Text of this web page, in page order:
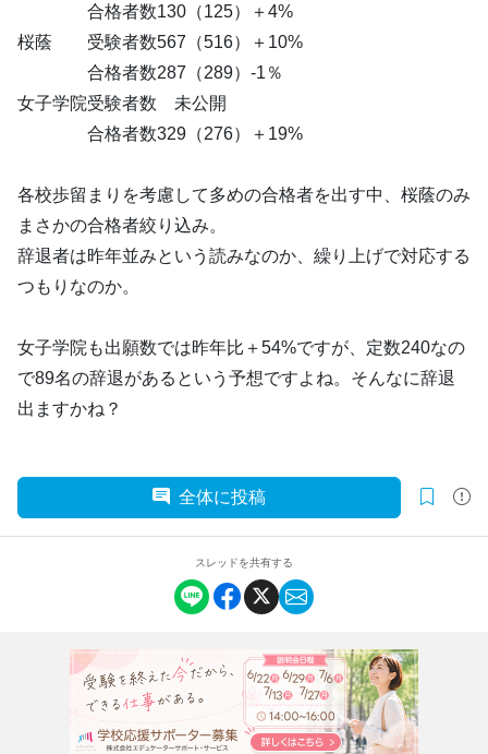
合格者数130（125）＋4%
桜蔭 受験者数567（516）＋10%
合格者数287（289）-1％
女子学院受験者数 未公開
合格者数329（276）＋19%
各校歩留まりを考慮して多めの合格者を出す中、桜蔭のみ
まさかの合格者絞り込み。
辞退者は昨年並みという読みなのか、繰り上げで対応する
つもりなのか。
女子学院も出願数では昨年比＋54%ですが、定数240なの
で89名の辞退があるという予想ですよね。そんなに辞退
出ますかね？
全体に投稿
スレッドを共有する